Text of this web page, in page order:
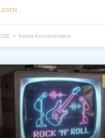
Keine Kommentare